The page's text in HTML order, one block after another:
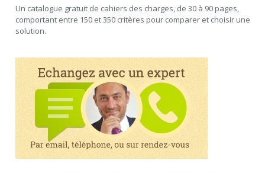
Un catalogue gratuit de cahiers des charges, de 30 à 90 pages,
comportant entre 150 et 350 critères pour comparer et choisir une
solution.